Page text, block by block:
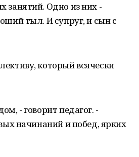
Одно из них -
тыл. И супруг, и сын с
который всячески
- говорит педагог. -
начинаний и побед, ярких